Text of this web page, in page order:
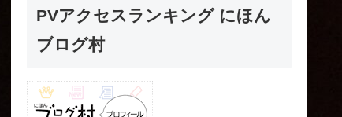
PVアクセスランキング にほん
ブログ村